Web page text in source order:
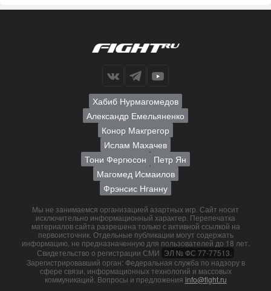
Хабиб Нурмагомедов
Александр Емельяненко
Конор Макгрегор
Ислам Махачев
Тони Фергюсон
Петр Ян
Магомед Исмаилов
Фрэнсис Нганну
Мы не занимаемся организацией азартных игр. Сайт носит
исключительно информационный характер. Перепечатка
материалов сайта разрешена только с активной ссылкой на
первоисточник. Отдельные публикации могут содержать
информацию, не предназначенную для пользователей до 18 лет.
Свидетельство о регистрации СМИ ЭЛ № ФС 77-77513.
Зарегистрировавший орган: Федеральная служба по надзору в
сфере связи, информационных технологий и массовых
коммуникаций. Вопросы и предложения info@fight.ru